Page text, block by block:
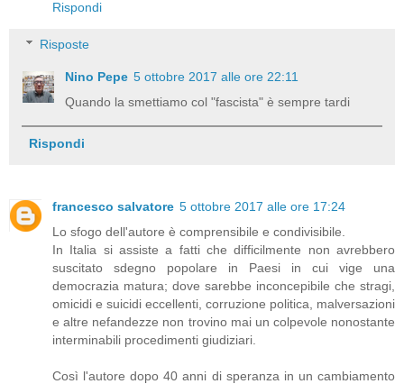
Rispondi
Risposte
Nino Pepe 5 ottobre 2017 alle ore 22:11
Quando la smettiamo col "fascista" è sempre tardi
Rispondi
francesco salvatore 5 ottobre 2017 alle ore 17:24
Lo sfogo dell'autore è comprensibile e condivisibile.
In Italia si assiste a fatti che difficilmente non avrebbero
suscitato sdegno popolare in Paesi in cui vige una
democrazia matura; dove sarebbe inconcepibile che stragi,
omicidi e suicidi eccellenti, corruzione politica, malversazioni
e altre nefandezze non trovino mai un colpevole nonostante
interminabili procedimenti giudiziari.
Così l'autore dopo 40 anni di speranza in un cambiamento